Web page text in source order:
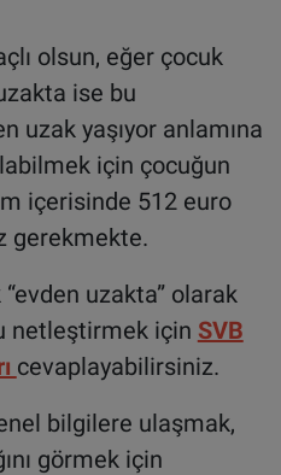
olsun, eğer çocuk
ise bu
uzak yaşıyor anlamına
için çocuğun
içerisinde 512 euro
gerekmekte.
uzakta” olarak
netleştirmek için SVB
cevaplayabilirsiniz.
bilgilere ulaşmak,
görmek için